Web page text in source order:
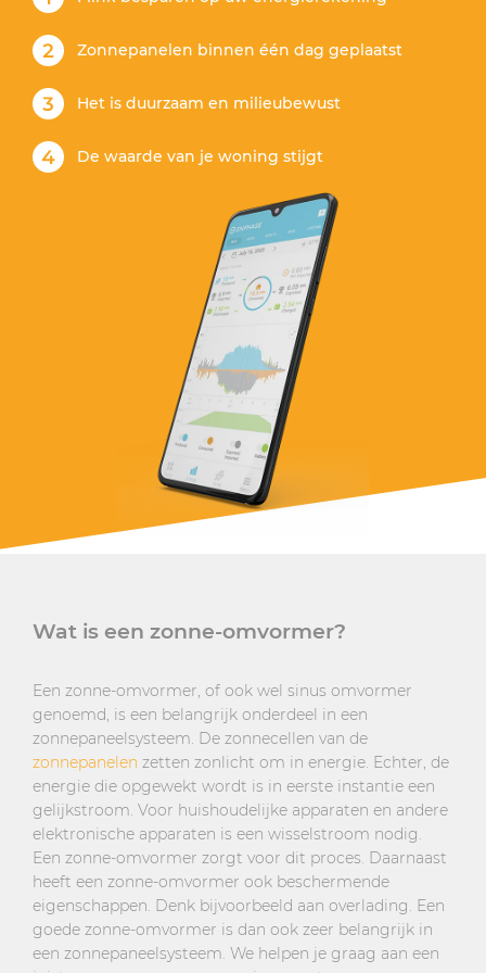
Zonnepanelen binnen één dag geplaatst
Het is duurzaam en milieubewust
De waarde van je woning stijgt
Wat is een zonne-omvormer?
Een zonne-omvormer, of ook wel sinus omvormer
genoemd, is een belangrijk onderdeel in een
zonnepaneelsysteem. De zonnecellen van de
zonnepanelen zetten zonlicht om in energie. Echter, de
energie die opgewekt wordt is in eerste instantie een
gelijkstroom. Voor huishoudelijke apparaten en andere
elektronische apparaten is een wisselstroom nodig.
Een zonne-omvormer zorgt voor dit proces. Daarnaast
heeft een zonne-omvormer ook beschermende
eigenschappen. Denk bijvoorbeeld aan overlading. Een
goede zonne-omvormer is dan ook zeer belangrijk in
een zonnepaneelsysteem. We helpen je graag aan een